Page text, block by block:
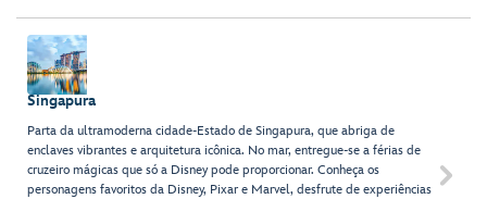
Singapura
Parta da ultramoderna cidade-Estado de Singapura, que abriga de
enclaves vibrantes e arquitetura icônica. No mar, entregue-se a férias de
cruzeiro mágicas que só a Disney pode proporcionar. Conheça os
personagens favoritos da Disney, Pixar e Marvel, desfrute de experiências
